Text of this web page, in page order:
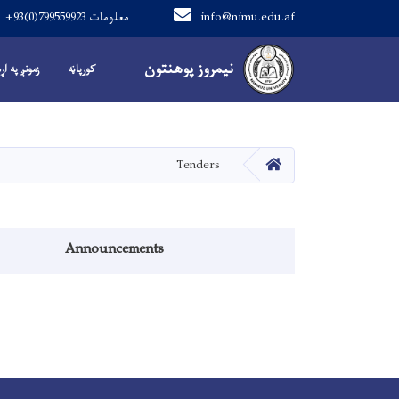
نیمروز پوهنتون
info@nimu.edu.af +93(0)799559923 معلومات
Main navigation
نیمروز پوهنتون کورپاڼه زمونږ په
کور Tenders
Announcements